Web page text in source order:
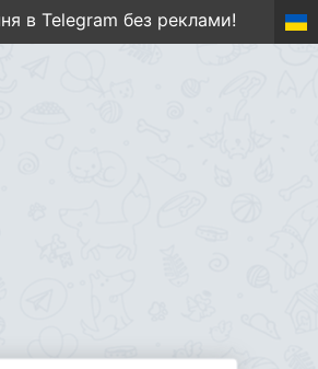
в Telegram без реклами!